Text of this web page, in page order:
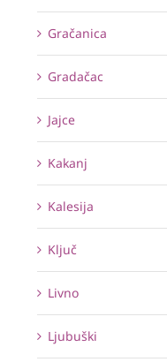
Gračanica
Gradačac
Jajce
Kakanj
Kalesija
Ključ
Livno
Ljubuški